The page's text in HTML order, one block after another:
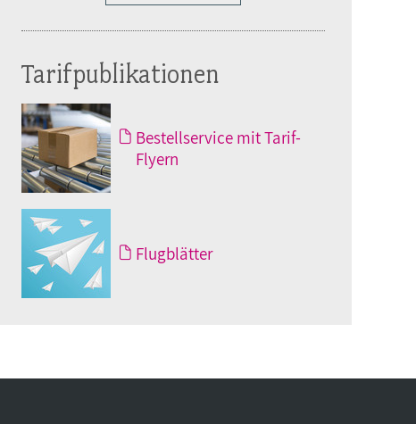
Tarifpublikationen
Bestellservice mit Tarif-
Flyern
Flugblätter